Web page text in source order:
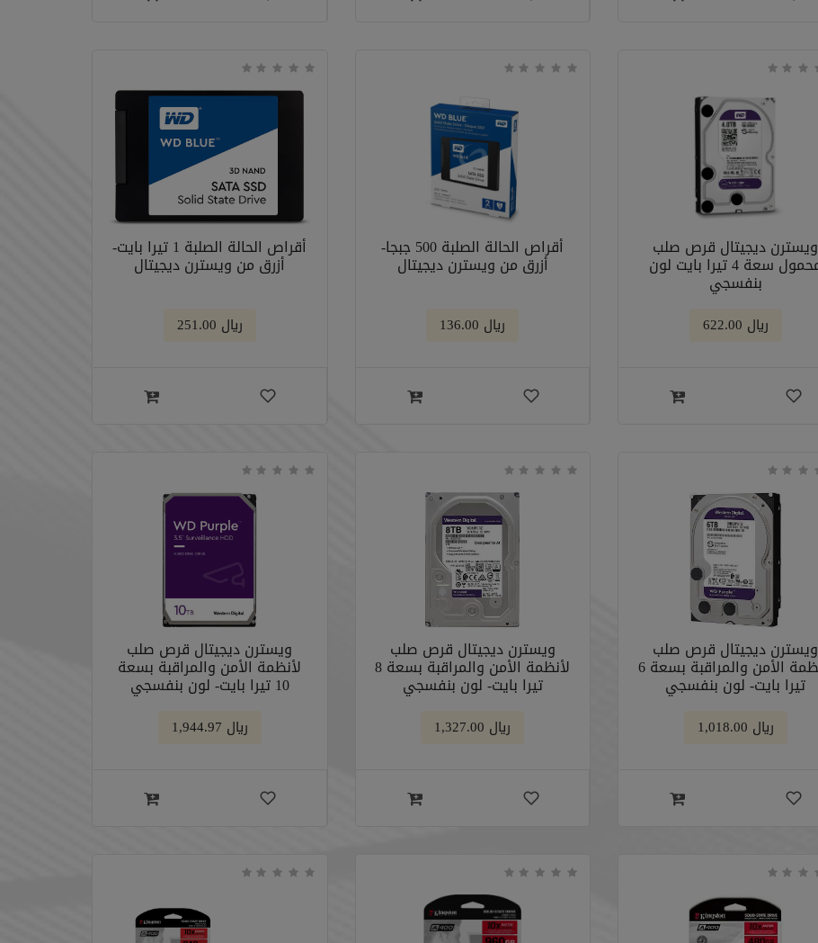
ويسترن ديجيتال قرص صلب
محمول سعة 4 تيرا بايت لون
بنفسجي
﷼ 622.00
أقراص الحالة الصلبة 500 جبجا-
أزرق من ويسترن ديجيتال
﷼ 136.00
أقراص الحالة الصلبة 1 تيرا بايت-
أزرق من ويسترن ديجيتال
﷼ 251.00
ويسترن ديجيتال قرص صلب
لأنظمة الأمن والمراقبة بسعة 6
تيرا بايت- لون بنفسجي
﷼ 1,018.00
ويسترن ديجيتال قرص صلب
لأنظمة الأمن والمراقبة بسعة 8
تيرا بايت- لون بنفسجي
﷼ 1,327.00
ويسترن ديجيتال قرص صلب
لأنظمة الأمن والمراقبة بسعة
10 تيرا بايت- لون بنفسجي
﷼ 1,944.97